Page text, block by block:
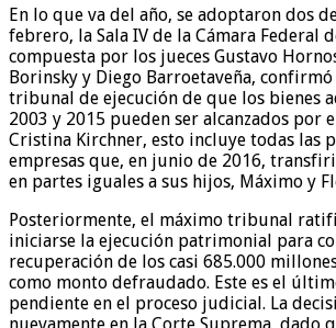
En lo que va del año, se adoptaron dos
febrero, la Sala IV de la Cámara Federal
compuesta por los jueces Gustavo
Borinsky y Diego Barroetaveña,
tribunal de ejecución de que los bienes
2003 y 2015 pueden ser alcanzados por
Cristina Kirchner, esto incluye todas las
empresas que, en junio de 2016,
en partes iguales a sus hijos, Máximo y
Posteriormente, el máximo tribunal
iniciarse la ejecución patrimonial para
recuperación de los casi 685.000
como monto defraudado. Este es el
pendiente en el proceso judicial. La
nuevamente en la Corte Suprema, dado